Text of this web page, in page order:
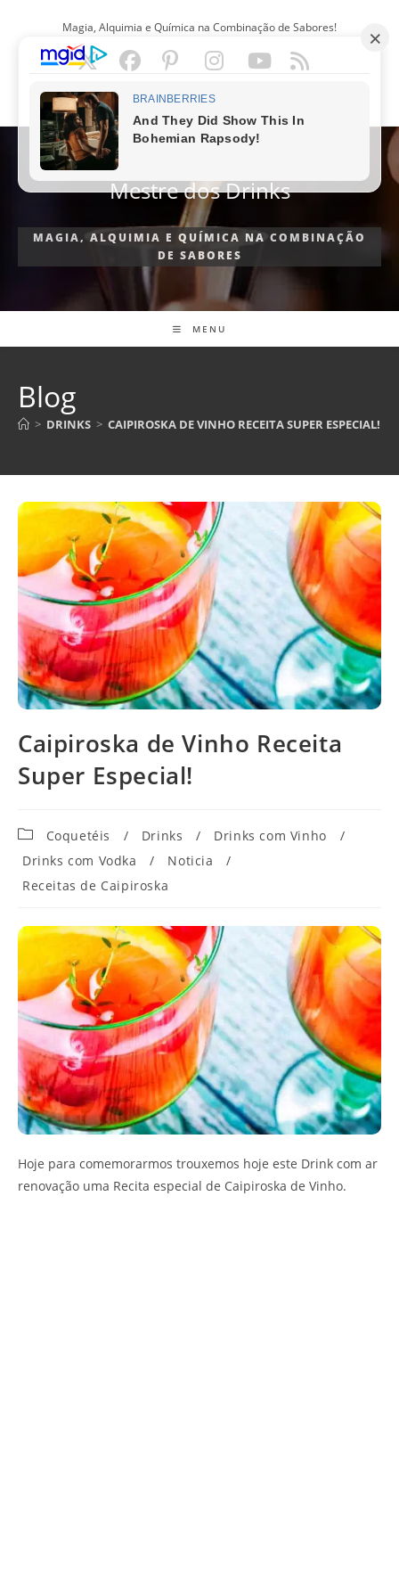
Magia, Alquimia e Química na Combinação de Sabores!
PORTUGUÊS
Mestre dos Drinks
MAGIA, ALQUIMIA E QUÍMICA NA COMBINAÇÃO
DE SABORES
MENU
Blog
> DRINKS > CAIPIROSKA DE VINHO RECEITA SUPER ESPECIAL!
Caipiroska de Vinho Receita
Super Especial!
Categoria
post:
Coquetéis / Drinks / Drinks com Vinho
/
Drinks com Vodka
/ Noticia
/
Receitas de Caipiroska
Hoje para comemorarmos trouxemos hoje este Drink com ar
renovação uma Recita especial de Caipiroska de Vinho.